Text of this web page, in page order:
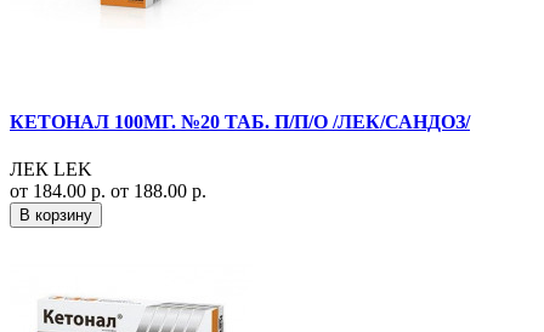
КЕТОНАЛ 100МГ. №20 ТАБ. П/П/О /ЛЕК/САНДОЗ/
ЛЕК LEK
от 184.00 р. от 188.00 р.
В корзину